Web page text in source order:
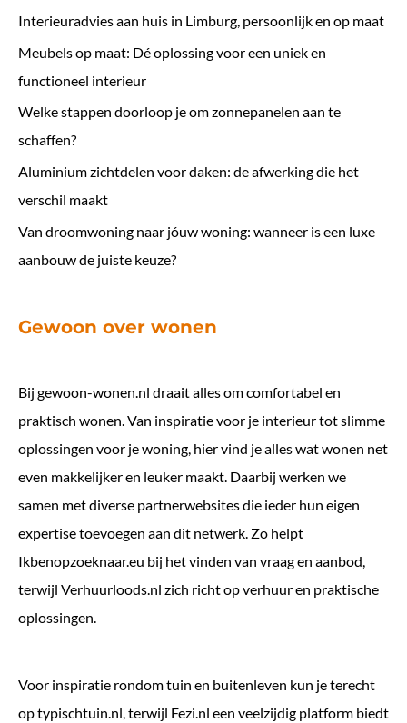
Interieuradvies aan huis in Limburg, persoonlijk en op maat
Meubels op maat: Dé oplossing voor een uniek en
functioneel interieur
Welke stappen doorloop je om zonnepanelen aan te
schaffen?
Aluminium zichtdelen voor daken: de afwerking die het
verschil maakt
Van droomwoning naar jóuw woning: wanneer is een luxe
aanbouw de juiste keuze?
Gewoon over wonen
Bij gewoon-wonen.nl draait alles om comfortabel en
praktisch wonen. Van inspiratie voor je interieur tot slimme
oplossingen voor je woning, hier vind je alles wat wonen net
even makkelijker en leuker maakt. Daarbij werken we
samen met diverse partnerwebsites die ieder hun eigen
expertise toevoegen aan dit netwerk. Zo helpt
Ikbenopzoeknaar.eu bij het vinden van vraag en aanbod,
terwijl Verhuurloods.nl zich richt op verhuur en praktische
oplossingen.
Voor inspiratie rondom tuin en buitenleven kun je terecht
optypischtuin.nl, terwijl Fezi.nl een veelzijdig platform biedt